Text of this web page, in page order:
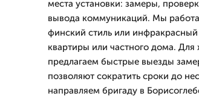
места установки: замеры,
вывода коммуникаций. Мы
финский стиль или
квартиры или частного дома.
предлагаем быстрые выезды
позволяют сократить сроки до
направляем бригаду в